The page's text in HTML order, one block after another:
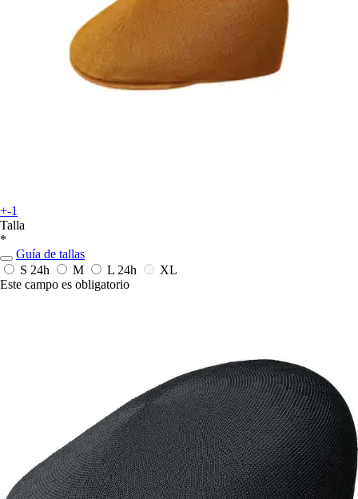
+-1
Talla
*
Guía de tallas
S 24h M L 24h
XL
Este campo es obligatorio